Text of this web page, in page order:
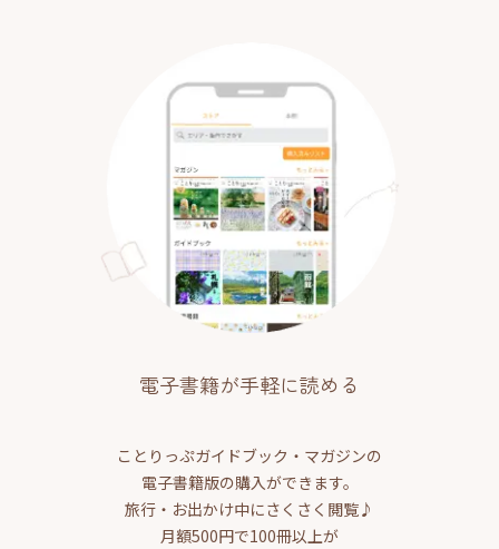
電子書籍が手軽に読める
ことりっぷガイドブック・マガジンの
電子書籍版の購入ができます。
旅行・お出かけ中にさくさく閲覧♪
月額500円で100冊以上が